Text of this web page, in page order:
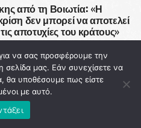
από τη Βοιωτία: «Η
δεν μπορεί να αποτελεί
αποτυχίες του κράτους»
παιδί μου στις φλόγες,
τα μάτια μου θα σας
εκατομμυρίων ευρώ
να σας προσφέρουμε την
σελίδα μας. Εάν συνεχίσετε να
θα υποθέσουμε πως είστε
με αυτό.